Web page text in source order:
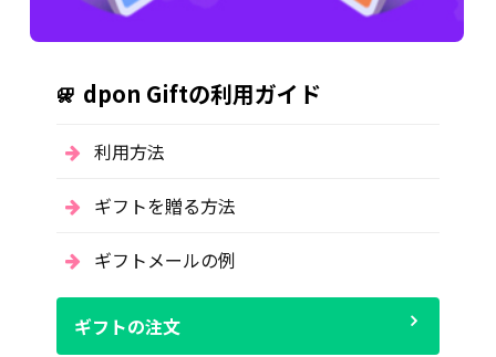
dpon Giftの利用ガイド
利用方法
ギフトを贈る方法
ギフトメールの例
ギフトの注文